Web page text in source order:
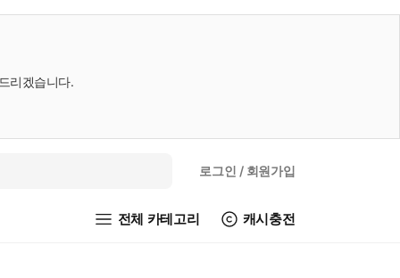
리겠습니다.
로그인 / 회원가입
전체 카테고리 캐시충전